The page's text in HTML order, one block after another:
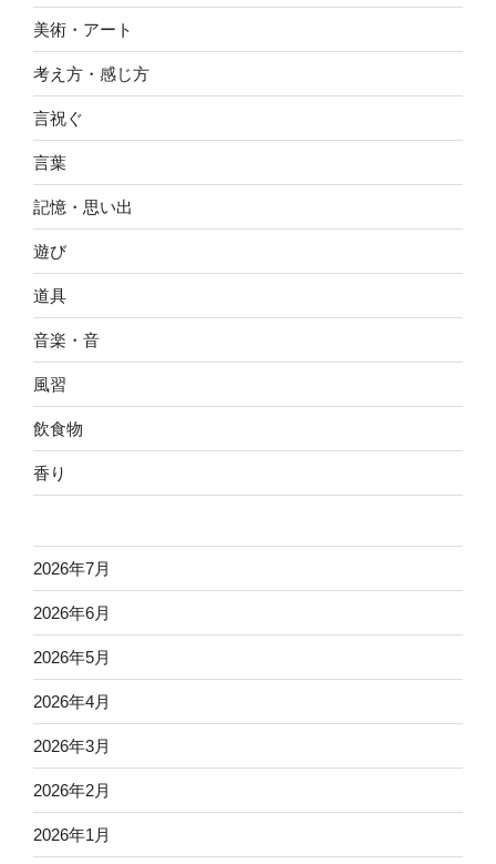
美術・アート
考え方・感じ方
言祝ぐ
言葉
記憶・思い出
遊び
道具
音楽・音
風習
飲食物
香り
2026年7月
2026年6月
2026年5月
2026年4月
2026年3月
2026年2月
2026年1月